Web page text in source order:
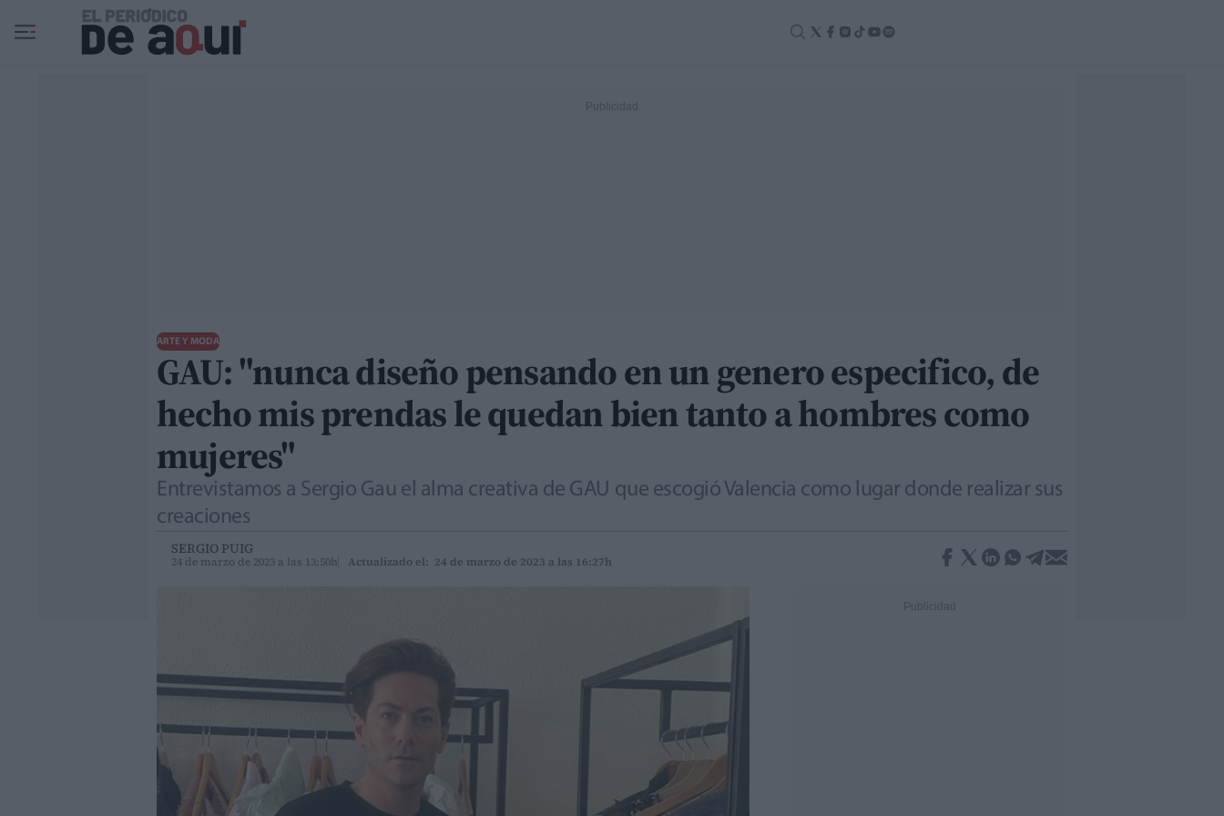
Ir al contenido principal
ARTE Y MODA
GAU: "nunca diseño pensando en un genero especifico, de
hecho mis prendas le quedan bien tanto a hombres como
mujeres"
Entrevistamos a Sergio Gau el alma creativa de GAU que escogió Valencia como lugar donde realizar sus
creaciones
SERGIO PUIG
24 de marzo de 2023 a las 13:50h Actualizado el: 24 de marzo de 2023 a las 16:27h